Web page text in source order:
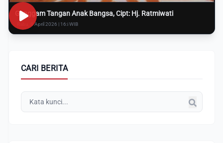
Genggam Tangan Anak Bangsa, Cipt: Hj. Ratmiwati
Rabu, 8 April 2026 | 16:i WIB
CARI BERITA